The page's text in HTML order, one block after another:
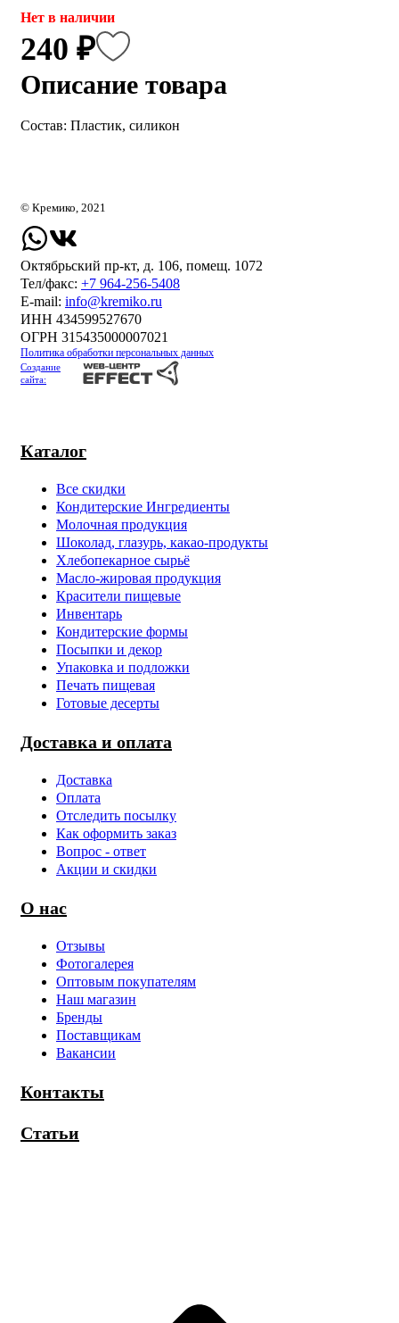
Нет в наличии
240 ₽
Описание товара
Состав: Пластик, силикон
Каталог
Все скидки
Кондитерские Ингредиенты
Молочная продукция
Шоколад, глазурь, какао-продукты
Хлебопекарное сырьё
Масло-жировая продукция
Красители пищевые
Инвентарь
Кондитерские формы
Посыпки и декор
Упаковка и подложки
Печать пищевая
Готовые десерты
Доставка и оплата
Доставка
Оплата
Отследить посылку
Как оформить заказ
Вопрос - ответ
Акции и скидки
О нас
Отзывы
Фотогалерея
Оптовым покупателям
Наш магазин
Бренды
Поставщикам
Вакансии
Контакты
Статьи
© Кремико, 2021
Октябрьский пр-кт, д. 106, помещ. 1072
Тел/факс: +7 964-256-5408
Е-mail: info@kremiko.ru
ИНН 434599527670
ОГРН 315435000007021
Политика обработки персональных данных
Создание
сайта: